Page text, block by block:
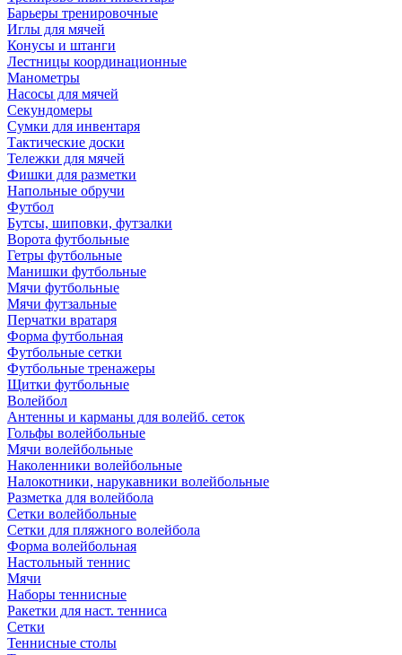
Барьеры тренировочные
Иглы для мячей
Конусы и штанги
Лестницы координационные
Манометры
Насосы для мячей
Секундомеры
Сумки для инвентаря
Тактические доски
Тележки для мячей
Фишки для разметки
Напольные обручи
Футбол
Бутсы, шиповки, футзалки
Ворота футбольные
Гетры футбольные
Манишки футбольные
Мячи футбольные
Мячи футзальные
Перчатки вратаря
Форма футбольная
Футбольные сетки
Футбольные тренажеры
Щитки футбольные
Волейбол
Антенны и карманы для волейб. сеток
Гольфы волейбольные
Мячи волейбольные
Наколенники волейбольные
Налокотники, нарукавники волейбольные
Разметка для волейбола
Сетки волейбольные
Сетки для пляжного волейбола
Форма волейбольная
Настольный теннис
Мячи
Наборы теннисные
Ракетки для наст. тенниса
Сетки
Теннисные столы